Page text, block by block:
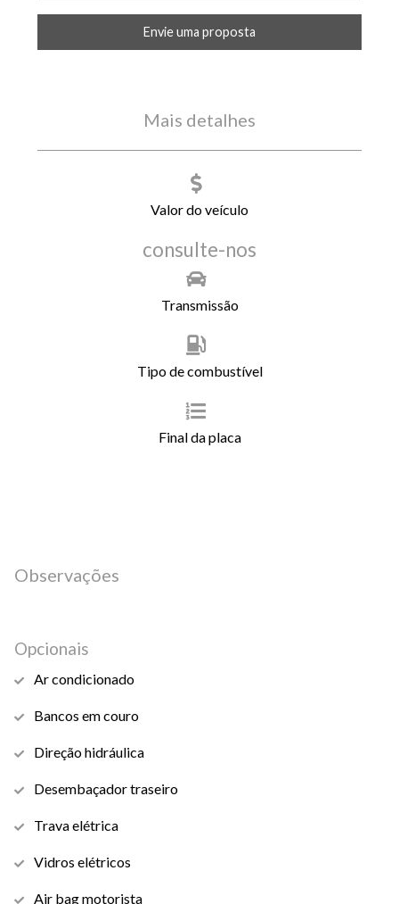
Envie uma proposta
Mais detalhes
Valor do veículo
consulte-nos
Transmissão
Tipo de combustível
Final da placa
Observações
Opcionais
Ar condicionado
Bancos em couro
Direção hidráulica
Desembaçador traseiro
Trava elétrica
Vidros elétricos
Air bag motorista